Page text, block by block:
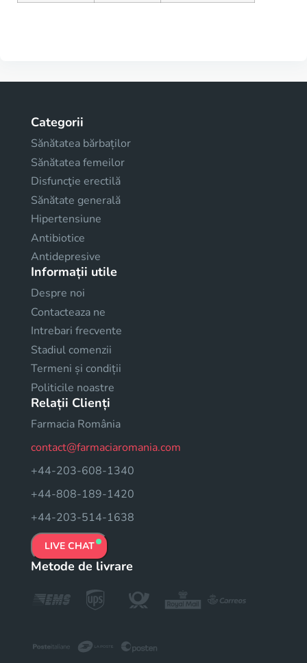
Categorii
Sănătatea bărbaților
Sănătatea femeilor
Disfuncţie erectilă
Sănătate generală
Hipertensiune
Antibiotice
Antidepresive
Informații utile
Despre noi
Contacteaza ne
Intrebari frecvente
Stadiul comenzii
Termeni și condiții
Politicile noastre
Relații Clienți
Farmacia România
contact@farmaciaromania.com
+44-203-608-1340
+44-808-189-1420
+44-203-514-1638
LIVE CHAT
Metode de livrare